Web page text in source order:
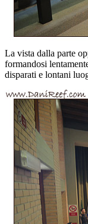
La vista dalla parte
formandosi
disparati e lontani